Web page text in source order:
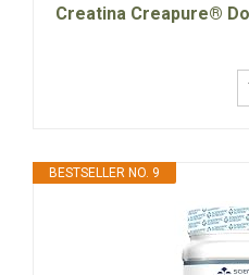
Creatina Creapure®
BESTSELLER NO. 9